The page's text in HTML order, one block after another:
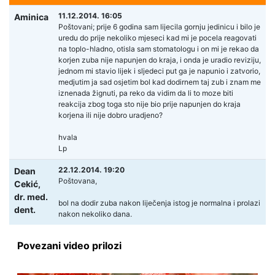
Aminica
11.12.2014. 16:05
Poštovani; prije 6 godina sam lijecila gornju jedinicu i bilo je
uredu do prije nekoliko mjeseci kad mi je pocela reagovati
na toplo-hladno, otisla sam stomatologu i on mi je rekao da
korjen zuba nije napunjen do kraja, i onda je uradio reviziju,
jednom mi stavio lijek i sljedeci put ga je napunio i zatvorio,
medjutim ja sad osjetim bol kad dodirnem taj zub i znam me
iznenada žignuti, pa reko da vidim da li to moze biti
reakcija zbog toga sto nije bio prije napunjen do kraja
korjena ili nije dobro uradjeno?
hvala
Lp
Dean
Cekić,
dr. med.
dent.
22.12.2014. 19:20
Poštovana,
bol na dodir zuba nakon liječenja istog je normalna i prolazi
nakon nekoliko dana.
Povezani video prilozi